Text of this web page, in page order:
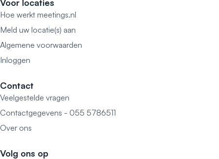
Voor locaties
Hoe werkt meetings.nl
Meld uw locatie(s) aan
Algemene voorwaarden
Inloggen
Contact
Veelgestelde vragen
Contactgegevens - 055 5786511
Over ons
Volg ons op